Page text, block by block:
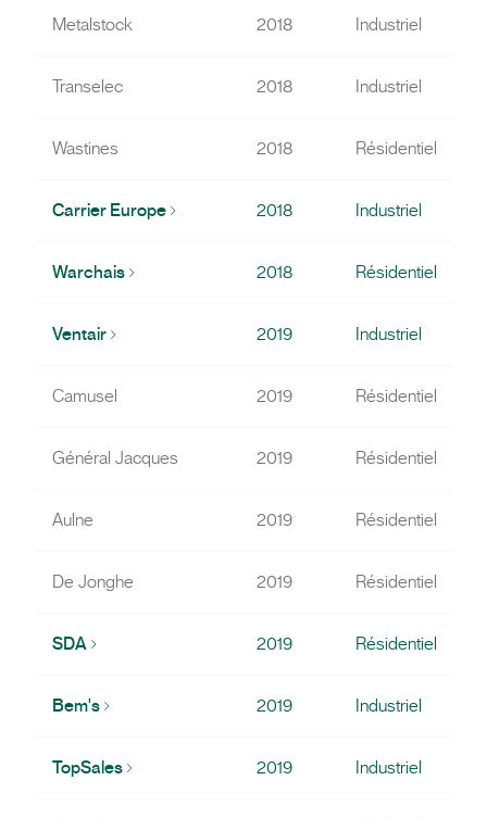
Metalstock 2018 Industriel
Transelec 2018 Industriel
Wastines 2018 Résidentiel
Carrier Europe 2018 Industriel
Warchais 2018 Résidentiel
Ventair 2019 Industriel
Camusel 2019 Résidentiel
Général Jacques 2019 Résidentiel
Aulne 2019 Résidentiel
De Jonghe 2019 Résidentiel
SDA 2019 Résidentiel
Bem's 2019 Industriel
TopSales 2019 Industriel